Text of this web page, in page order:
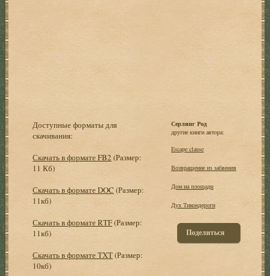
Доступные форматы для
скачивания:
Скачать в формате FB2 (Размер:
11 Кб)
Скачать в формате DOC (Размер:
11кб)
Скачать в формате RTF(Размер:
11кб)
Скачать в формате TXT(Размер:
10кб)
Серлинг Род
другие книги автора:
Escape clause
Возвращение из забвения
Дом на площади
Дух Тикондероги
Поделиться